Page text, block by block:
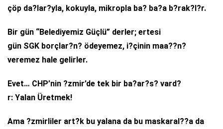
çöp da?lar?yla, kokuyla, mikropla ba? ba?a b?rak?l?r.
Bir gün “Belediyemiz Güçlü” derler; ertesi
gün SGK borçlar?n? ödeyemez, i?çinin maa??n?
veremez hale gelirler.
Evet… CHP’nin ?zmir’de tek bir ba?ar?s? vard?
r: Yalan Üretmek!
Ama ?zmirliler art?k bu yalana da bu maskaral??a da